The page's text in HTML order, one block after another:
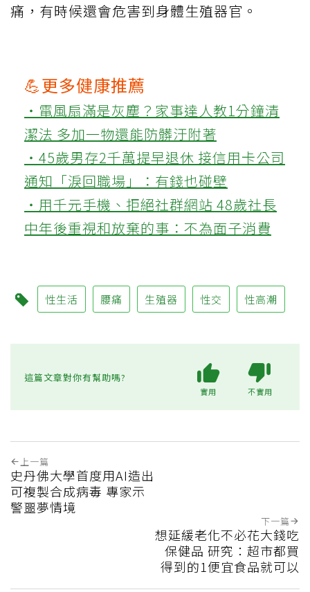
痛，有時候還會危害到身體生殖器官。
💪更多健康推薦
‧電風扇滿是灰塵？家事達人教1分鐘清
潔法 多加一物還能防髒汙附著
‧45歲男存2千萬提早退休 接信用卡公司
通知「淚回職場」：有錢也碰壁
‧用千元手機、拒絕社群網站 48歲社長
中年後重視和放棄的事：不為面子消費
性生活 腰痛 生殖器 性交 性高潮
這篇文章對你有幫助嗎?
實用 不實用
上一篇
史丹佛大學首度用AI造出
可複製合成病毒 專家示
警噩夢情境
下一篇
想延緩老化不必花大錢吃
保健品 研究：超市都買
得到的1便宜食品就可以